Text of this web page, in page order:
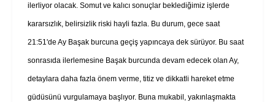
ilerliyor olacak. Somut ve kalıcı sonuçlar beklediğimiz işlerde
kararsızlık, belirsizlik riski hayli fazla. Bu durum, gece saat
21:51'de Ay Başak burcuna geçiş yapıncaya dek sürüyor. Bu saat
sonrasıda ilerlemesine Başak burcunda devam edecek olan Ay,
detaylara daha fazla önem verme, titiz ve dikkatli hareket etme
güdüsünü vurgulamaya başlıyor. Buna mukabil, yakınlaşmakta